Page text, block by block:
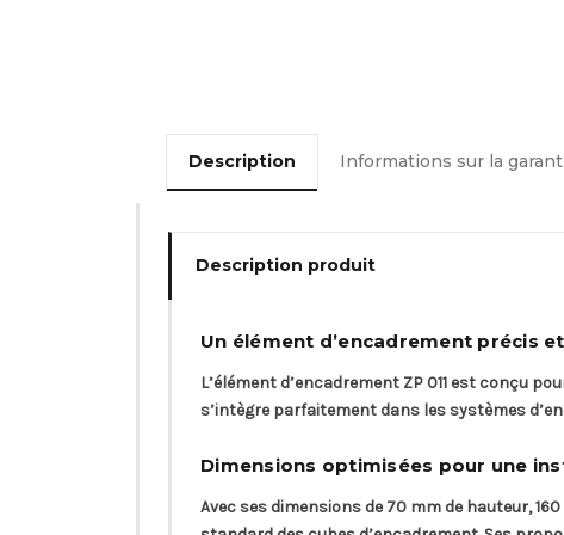
Description Informations sur la
Description produit
Un élément d’encadrement précis
L’élément d’encadrement ZP 011 est conçu
s’intègre parfaitement dans les systèmes
Dimensions optimisées pour une
Avec ses dimensions de 70 mm de hauteur,